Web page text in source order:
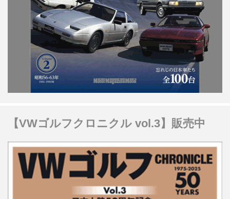
【VWゴルフクロニクル vol.3】販売中